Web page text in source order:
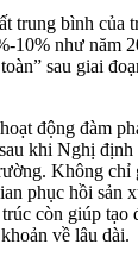
trung bình của
10% như năm
sau giai
động đàm
khi Nghị định
Không chỉ
phục hồi sản
còn giúp tạo
về lâu dài.